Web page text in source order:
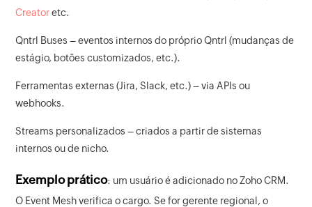
Creatoretc.
Qntrl Buses – eventos internos do próprio Qntrl (mudanças de
estágio, botões customizados, etc.).
Ferramentas externas (Jira, Slack, etc.) – via APIs ou
webhooks.
Streams personalizados – criados a partir de sistemas
internos ou de nicho.
Exemplo prático: um usuário é adicionado no Zoho CRM.
O Event Mesh verifica o cargo. Se for gerente regional, o